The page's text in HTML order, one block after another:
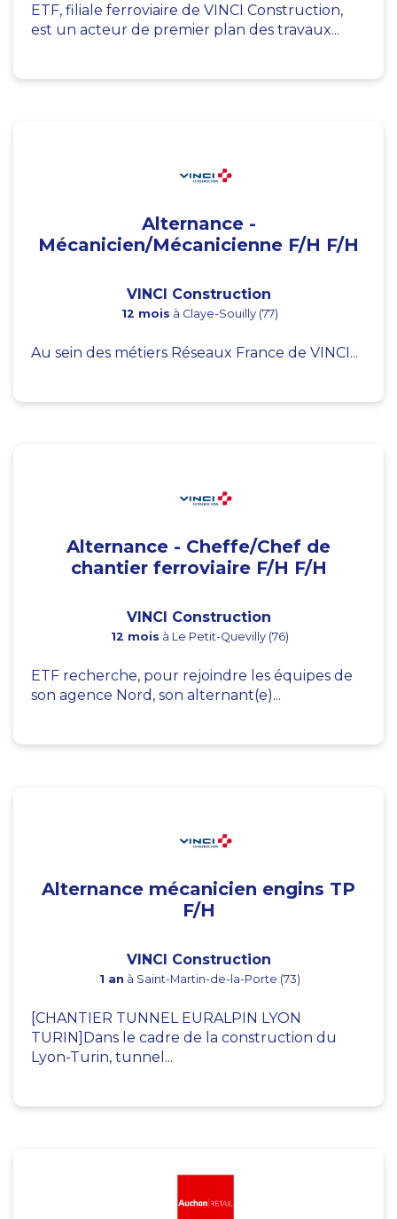
ETF, filiale ferroviaire de VINCI Construction,
est un acteur de premier plan des travaux...
Alternance -
Mécanicien/Mécanicienne F/H F/H
VINCI Construction
12 mois à Claye-Souilly (77)
Au sein des métiers Réseaux France de VINCI...
Alternance - Cheffe/Chef de
chantier ferroviaire F/H F/H
VINCI Construction
12 mois à Le Petit-Quevilly (76)
ETF recherche, pour rejoindre les équipes de
son agence Nord, son alternant(e)...
Alternance mécanicien engins TP
F/H
VINCI Construction
1 an à Saint-Martin-de-la-Porte (73)
[CHANTIER TUNNEL EURALPIN LYON
TURIN]Dans le cadre de la construction du
Lyon-Turin, tunnel...